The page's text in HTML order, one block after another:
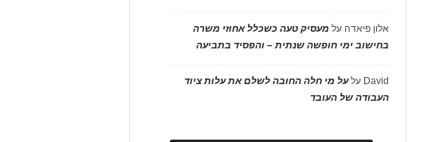
אלון פיאדה על מעסיק טעה כשכלל אחוזי משרה
בחישוב ימי חופשה שנתית – והפסיד בתביעה
David עלעל מי חלה החובה לשלם את עלות ציוד
העבודה של העובד